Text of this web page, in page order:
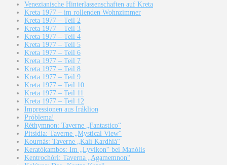
Venezianische Hinterlassenschaften auf Kreta
Kreta 1977 – im rollenden Wohnzimmer
Kreta 1977 – Teil 2
Kreta 1977 – Teil 3
Kreta 1977 – Teil 4
Kreta 1977 – Teil 5
Kreta 1977 – Teil 6
Kreta 1977 – Teil 7
Kreta 1977 – Teil 8
Kreta 1977 – Teil 9
Kreta 1977 – Teil 10
Kreta 1977 – Teil 11
Kreta 1977 – Teil 12
Impressionen aus Iráklion
Próblema!
Réthymnon: Taverne „Fantastico“
Pitsídia: Taverne „Mystical View“
Kournás: Taverne „Kalí Kardhiá“
Keratókambos: Im „Lyvikon“ bei Manólis
Kentrochóri: Taverna „Agamemnon“